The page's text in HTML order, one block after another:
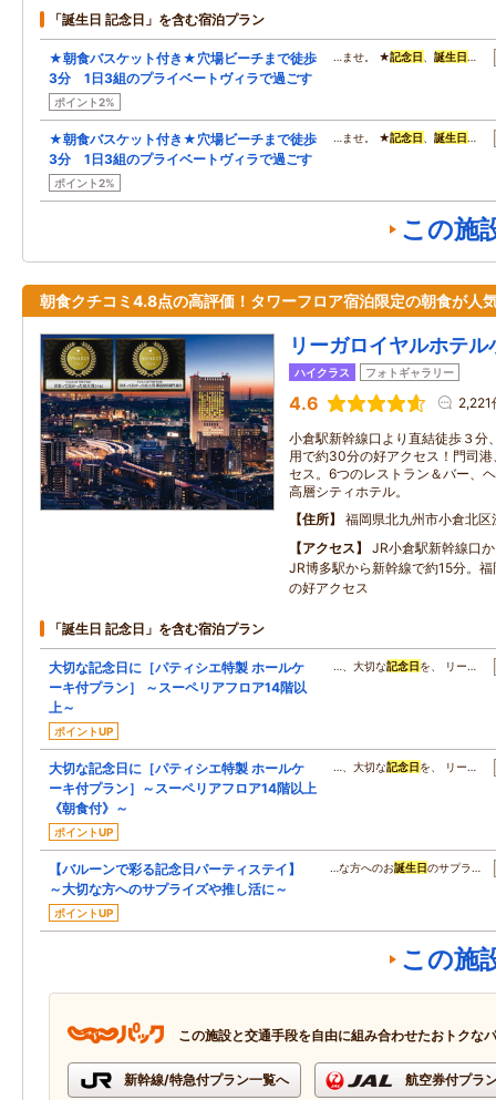
「誕生日 記念日」を含む宿泊プラン
★朝食バスケット付き★穴場ビーチまで徒歩
3分 1日3組のプライベートヴィラで過ごす
ポイント2%
…ませ。 ★記念日 、誕生日 …
★朝食バスケット付き★穴場ビーチまで徒歩
3分 1日3組のプライベートヴィラで過ごす
ポイント2%
…ませ。 ★記念日 、誕生日 …
この施
朝食クチコミ4.8点の高評価！タワーフロア宿泊限定の朝食が人
リーガロイヤルホテル
ハイクラス フォトギャラリー
4.6 2,221
小倉駅新幹線口より直結徒歩３分
用で約30分の好アクセス！門司
セス。6つのレストラン＆バー、
高層シティホテル。
住所
福岡県北九州市小倉北
アクセス
JR小倉駅新幹線口
JR博多駅から新幹線で約15分。
の好アクセス
「誕生日 記念日」を含む宿泊プラン
大切な記念日に［パティシエ特製 ホールケ
ーキ付プラン］ ～スーペリアフロア14階以
上～
ポイントUP
…、大切な記念日 を、 リー…
大切な記念日に［パティシエ特製 ホールケ
ーキ付プラン］～スーペリアフロア14階以上
《朝食付》～
ポイントUP
…、大切な記念日 を、 リー…
【バルーンで彩る記念日パーティステイ】
～大切な方へのサプライズや推し活に～
ポイントUP
…な方へのお誕生日のサプラ…
この施
この施設と交通手段を自由に組み合わせたおトクな
新幹線/特急付プラン一覧へ 航空券付プラ